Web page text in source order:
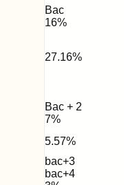
Bac
16%
27.16%
Bac + 2
7%
5.57%
bac+3
bac+4